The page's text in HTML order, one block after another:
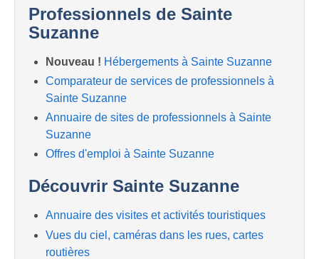
Professionnels de Sainte
Suzanne
Nouveau ! Hébergements à Sainte Suzanne
Comparateur de services de professionnels à
Sainte Suzanne
Annuaire de sites de professionnels à Sainte
Suzanne
Offres d'emploi à Sainte Suzanne
Découvrir Sainte Suzanne
Annuaire des visites et activités touristiques
Vues du ciel, caméras dans les rues, cartes
routières